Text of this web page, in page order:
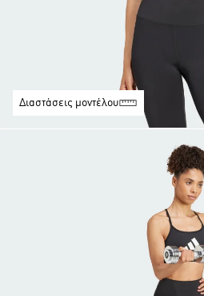
Διαστάσεις μοντέλου